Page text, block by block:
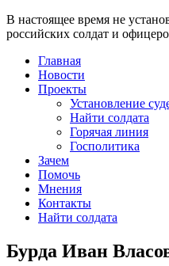
В настоящее время не
российских солдат и
Главная
Новости
Проекты
Установление
Найти солдата
Горячая линия
Госполитика
Зачем
Помочь
Мнения
Контакты
Найти солдата
Бурда Иван